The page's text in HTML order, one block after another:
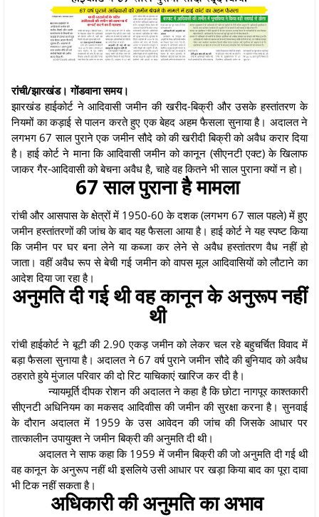
रांची/झारखंड। गोंडवाना समय।
झारखंड हाईकोर्ट ने आदिवासी जमीन की खरीद-बिक्री और उसके हस्तांतरण के
नियमों का कड़ाई से पालन करते हुए एक बेहद अहम फैसला सुनाया है। अदालत ने
लगभग 67 साल पुराने एक जमीन सौदे को की खरीदी बिक्री को अवैध करार दिया
है। हाई कोर्ट ने माना कि आदिवासी जमीन को कानून (सीएनटी एक्ट) के खिलाफ
जाकर गैर-आदिवासी को बेचना अवैध है, चाहे वह कितने भी साल पुराना क्यों न हो।
67 साल पुराना है मामला
रांची और आसपास के क्षेत्रों में 1950-60 के दशक (लगभग 67 साल पहले) में हुए
जमीन हस्तांतरणों की जांच के बाद यह फैसला आया है। हाई कोर्ट ने यह स्पष्ट किया
कि जमीन पर घर बना लेने या कब्जा कर लेने से अवैध हस्तांतरण वैध नहीं हो
जाता। वहीं अवैध रूप से बेची गई जमीन को वापस मूल आदिवासियों को लौटाने का
आदेश दिया जा रहा है।
अनुमति दी गई थी वह कानून के अनुरूप नहीं
थी
रांची हाईकोर्ट ने बूटी की 2.90 एकड़ जमीन को लेकर चल रहे बहुचर्चित विवाद में
बड़ा फैसला सुनाया है। अदालत ने 67 वर्ष पुराने जमीन सौदे की बुनियाद को अवैध
ठहराते हुये मुंजाल परिवार की दो रिट याचिकाएं खारिज कर दी है।
न्यायमूर्ति दीपक रोशन की अदालत ने कहा है कि छोटा नागपूर काश्तकारी
सीएनटी अधिनियम का मकसद आदिवाीस की जमीन की सुरक्षा करना है। सुनवाई
के दौरान अदालत में 1959 के उस आवेदन की जांच की जिसके आधार पर
तात्कालीन उपायुक्त ने जमीन बिक्री की अनुमति दी थी।
अदालत ने साफ कहा कि 1959 में जमीन बिक्री की जो अनुमति दी गई थी
वह कानून के अनुरूप नहीं थी इसलिये उसी आधार पर खड़ा किया बाद का पूरा दावा
भी टिक नहीं सकता है।
अधिकारी की अनुमति का अभाव